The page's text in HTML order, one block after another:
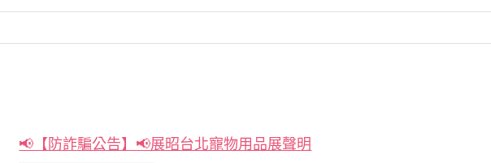
📢【防詐騙公告】📢展昭台北寵物用品展聲明